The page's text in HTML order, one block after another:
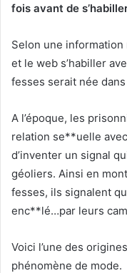
fois avant de
Selon une
et le web s’habiller
fesses serait née
A l’époque, les
relation se**uelle
d’inventer un signal
géoliers. Ainsi en
fesses, ils signalent
enc**lé…par leurs
Voici l’une des
phénomène de mode.